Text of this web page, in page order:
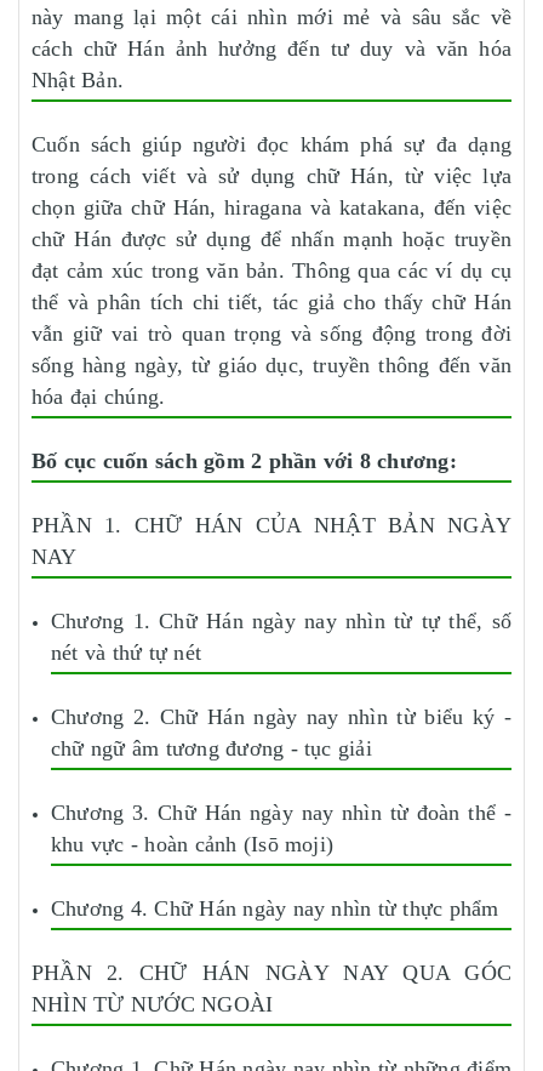
này mang lại một cái nhìn mới mẻ và sâu sắc về
cách chữ Hán ảnh hưởng đến tư duy và văn hóa
Nhật Bản.
Cuốn sách giúp người đọc khám phá sự đa dạng
trong cách viết và sử dụng chữ Hán, từ việc lựa
chọn giữa chữ Hán, hiragana và katakana, đến việc
chữ Hán được sử dụng để nhấn mạnh hoặc truyền
đạt cảm xúc trong văn bản. Thông qua các ví dụ cụ
thể và phân tích chi tiết, tác giả cho thấy chữ Hán
vẫn giữ vai trò quan trọng và sống động trong đời
sống hàng ngày, từ giáo dục, truyền thông đến văn
hóa đại chúng.
Bố cục cuốn sách gồm 2 phần với 8 chương:
PHẦN 1. CHỮ HÁN CỦA NHẬT BẢN NGÀY
NAY
Chương 1. Chữ Hán ngày nay nhìn từ tự thể, số
nét và thứ tự nét
Chương 2. Chữ Hán ngày nay nhìn từ biểu ký -
chữ ngữ âm tương đương - tục giải
Chương 3. Chữ Hán ngày nay nhìn từ đoàn thể -
khu vực - hoàn cảnh (Isō moji)
Chương 4. Chữ Hán ngày nay nhìn từ thực phẩm
PHẦN 2. CHỮ HÁN NGÀY NAY QUA GÓC
NHÌN TỪ NƯỚC NGOÀI